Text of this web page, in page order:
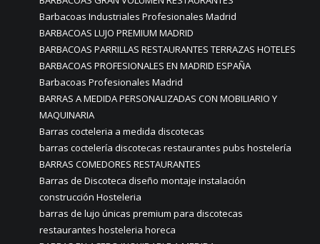
Barbacoas Industriales Profesionales Madrid
BARBACOAS LUJO PREMIUM MADRID
BARBACOAS PARRILLAS RESTAURANTES TERRAZAS HOTELES
BARBACOAS PROFESIONALES EN MADRID ESPAÑA
Barbacoas Profesionales Madrid
BARRAS A MEDIDA PERSONALIZADAS CON MOBILIARIO Y
MAQUINARIA
Barras cocteleria a medida discotecas
barras coctelería discotecas restaurantes pubs hostelería
BARRAS COMEDORES RESTAURANTES
Barras de Discoteca diseño montaje instalación
construcción Hosteleria
barras de lujo únicas premium para discotecas
restaurantes hosteleria horeca